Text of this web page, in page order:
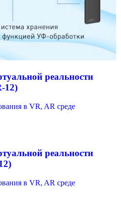
реальности
12)
в VR, AR среде
реальности
в VR, AR среде